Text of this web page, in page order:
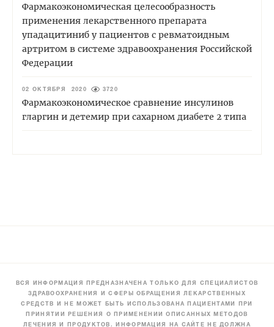
Фармакоэкономическая целесообразность
применения лекарственного препарата
упадацитиниб у пациентов с ревматоидным
артритом в системе здравоохранения Российской
Федерации
02 ОКТЯБРЯ 2020 3720
Фармакоэкономическое сравнение инсулинов
гларгин и детемир при сахарном диабете 2 типа
ВСЯ ИНФОРМАЦИЯ ПРЕДНАЗНАЧЕНА ТОЛЬКО ДЛЯ СПЕЦИАЛИСТОВ
ЗДРАВООХРАНЕНИЯ И СФЕРЫ ОБРАЩЕНИЯ ЛЕКАРСТВЕННЫХ
СРЕДСТВ И НЕ МОЖЕТ БЫТЬ ИСПОЛЬЗОВАНА ПАЦИЕНТАМИ ПРИ
ПРИНЯТИИ РЕШЕНИЯ О ПРИМЕНЕНИИ ОПИСАННЫХ МЕТОДОВ
ЛЕЧЕНИЯ И ПРОДУКТОВ. ИНФОРМАЦИЯ НА САЙТЕ НЕ ДОЛЖНА